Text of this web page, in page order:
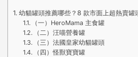
幼貓罐頭推薦哪些？8 款市面上超熱賣罐
（一）HeroMama 主食罐
（二）汪喵營養罐
（三）法國皇家幼貓罐頭
（四）怪獸寶寶罐